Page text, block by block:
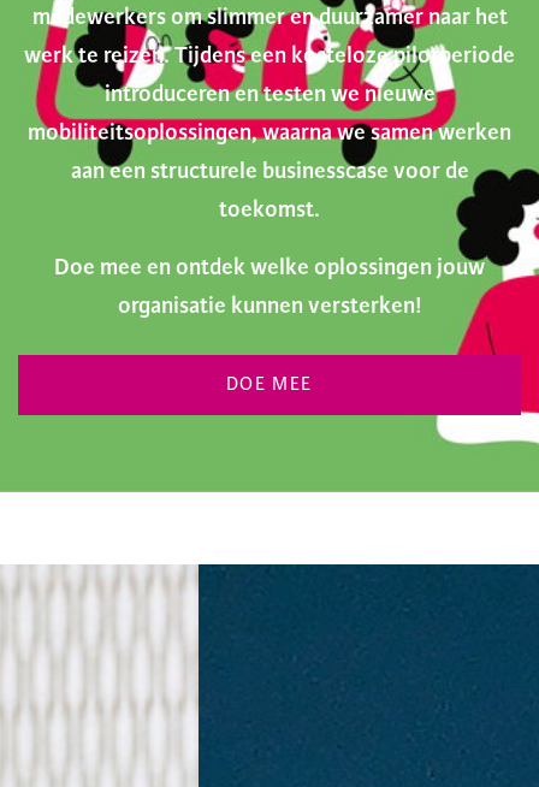
medewerkers om slimmer en duurzamer naar het
werk te reizen. Tijdens een kosteloze pilotperiode
introduceren en testen we nieuwe
mobiliteitsoplossingen, waarna we samen werken
aan een structurele businesscase voor de
toekomst.
Doe mee en ontdek welke oplossingen jouw
organisatie kunnen versterken!
DOE MEE